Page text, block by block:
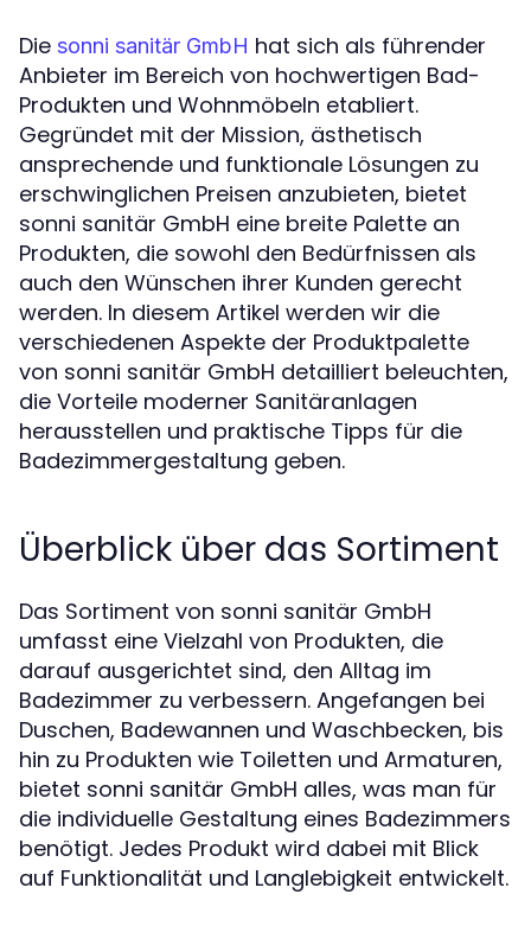
Die sonni sanitär GmbH hat sich als führender
Anbieter im Bereich von hochwertigen Bad-
Produkten und Wohnmöbeln etabliert.
Gegründet mit der Mission, ästhetisch
ansprechende und funktionale Lösungen zu
erschwinglichen Preisen anzubieten, bietet
sonni sanitär GmbH eine breite Palette an
Produkten, die sowohl den Bedürfnissen als
auch den Wünschen ihrer Kunden gerecht
werden. In diesem Artikel werden wir die
verschiedenen Aspekte der Produktpalette
von sonni sanitär GmbH detailliert beleuchten,
die Vorteile moderner Sanitäranlagen
herausstellen und praktische Tipps für die
Badezimmergestaltung geben.
Überblick über das Sortiment
Das Sortiment von sonni sanitär GmbH
umfasst eine Vielzahl von Produkten, die
darauf ausgerichtet sind, den Alltag im
Badezimmer zu verbessern. Angefangen bei
Duschen, Badewannen und Waschbecken, bis
hin zu Produkten wie Toiletten und Armaturen,
bietet sonni sanitär GmbH alles, was man für
die individuelle Gestaltung eines Badezimmers
benötigt. Jedes Produkt wird dabei mit Blick
auf Funktionalität und Langlebigkeit entwickelt.